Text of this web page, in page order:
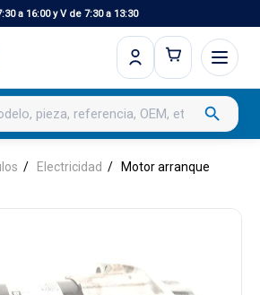
a 16:00 y V de 7:30 a 13:30
search
Electricidad Motor arranque